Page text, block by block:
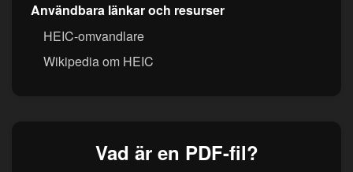
Användbara länkar och resurser
HEIC-omvandlare
Wikipedia om HEIC
Vad är en PDF-fil?